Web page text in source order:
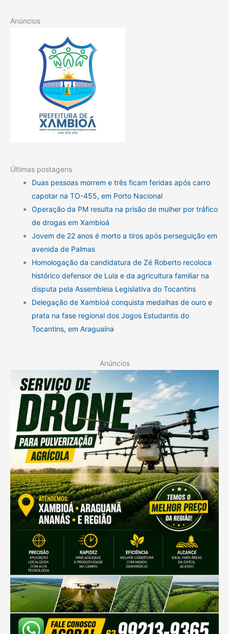
Anúncios
Últimas postagens
Duas pessoas morrem e três ficam feridas após carro
capotar na TO-455, em Porto Nacional
Operação da PM resulta na prisão de mulher por tráfico
de drogas em Xambioá
Jovem de 22 anos é morto a tiros após perseguição em
avenida de Palmas
Homologação da candidatura de Zé Roberto recoloca
histórico defensor de Lula e da agricultura familiar na
disputa pela Assembleia Legislativa do Tocantins
Delegação de Xambioá conquista medalhas de ouro e
prata na fase regional dos Jogos Estudantis do
Tocantins, em Araguaína
Anúncios